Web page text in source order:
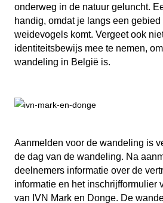
onderweg in de natuur geluncht.
handig, omdat je langs een gebied
weidevogels komt. Vergeet ook
identiteitsbewijs mee te nemen,
wandeling in België is.
Aanmelden voor de wandeling is
de dag van de wandeling. Na
deelnemers informatie over de
informatie en het inschrijfformulier
van IVN Mark en Donge. De